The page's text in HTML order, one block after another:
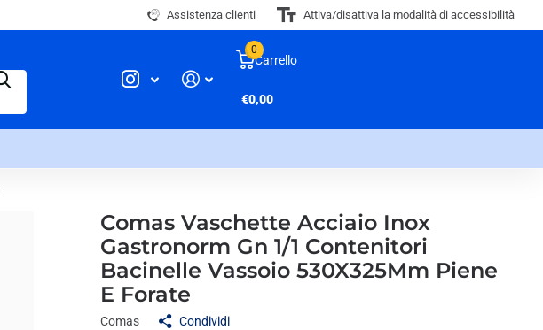
Assistenza clienti Attiva/disattiva la modalità di accessibilità
Carrello
0
€0,00
Comas Vaschette Acciaio Inox
Gastronorm Gn 1/1 Contenitori
Bacinelle Vassoio 530X325Mm Piene
E Forate
Comas Condividi